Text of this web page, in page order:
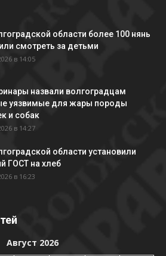
области более 100 нянь
смотреть за детьми
в 14:05
назвали волгоградцам
уязвимые для жары породы
и собак
в 14:27
области установили
ГОСТ на хлеб
в 16:23
Август 2026